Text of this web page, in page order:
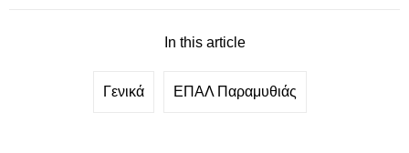
In this article
Γενικά ΕΠΑΛ Παραμυθιάς